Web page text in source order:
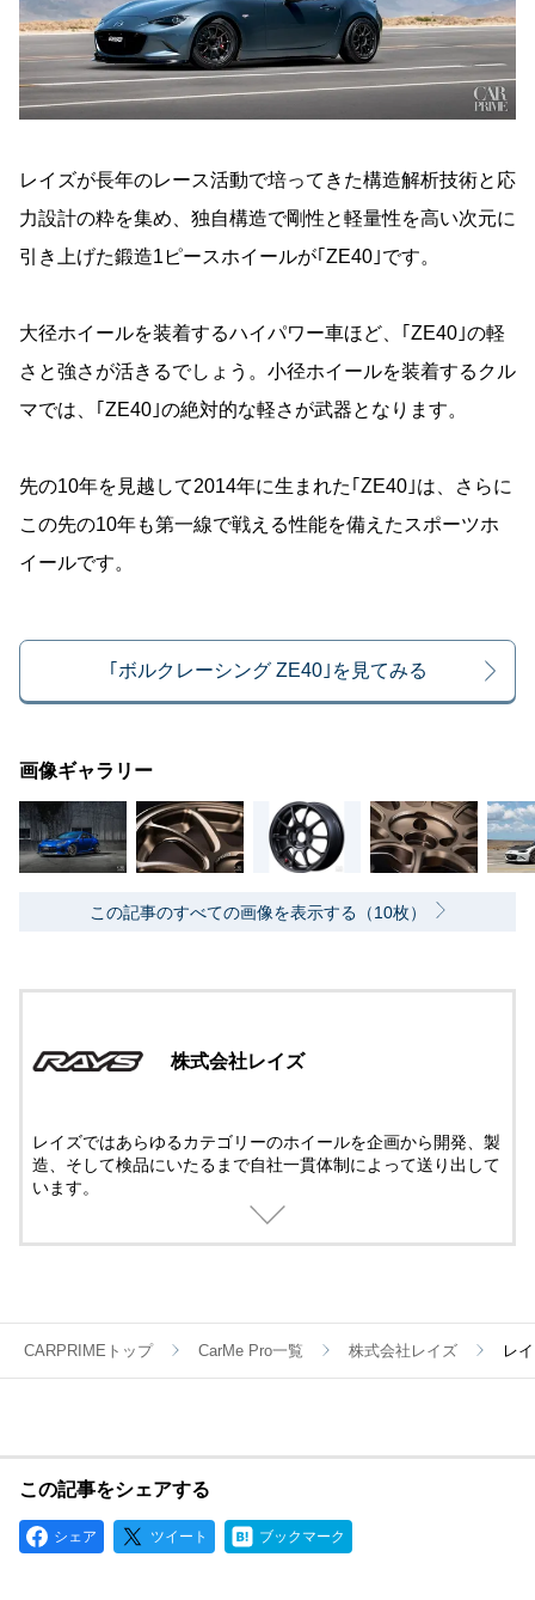
レイズが長年のレース活動で培ってきた構造解析技術と応
力設計の粋を集め、独自構造で剛性と軽量性を高い次元に
引き上げた鍛造1ピースホイールが｢ZE40｣です。
大径ホイールを装着するハイパワー車ほど、｢ZE40｣の軽
さと強さが活きるでしょう。小径ホイールを装着するクル
マでは、｢ZE40｣の絶対的な軽さが武器となります。
先の10年を見越して2014年に生まれた｢ZE40｣は、さらに
この先の10年も第一線で戦える性能を備えたスポーツホ
イールです。
｢ボルクレーシング ZE40｣を見てみる
画像ギャラリー
この記事のすべての画像を表示する（10枚）
株式会社レイズ
レイズではあらゆるカテゴリーのホイールを企画から開発、製
造、そして検品にいたるまで自社一貫体制によって送り出して
います。
CARPRIMEトップ CarMe Pro一覧 株式会社レイズ レ
この記事をシェアする
シェア ツイート ブックマーク